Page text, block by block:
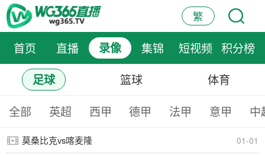
繁
首页 直播 录像 集锦 短视频 积分榜
足球
篮球 体育
全部 英超 西甲 德甲 法甲 意甲 中
莫桑比克vs喀麦隆 01-01